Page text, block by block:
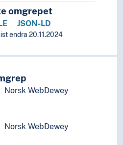
omgrepet
JSON-LD
endra 20.11.2024
Norsk WebDewey
Norsk WebDewey